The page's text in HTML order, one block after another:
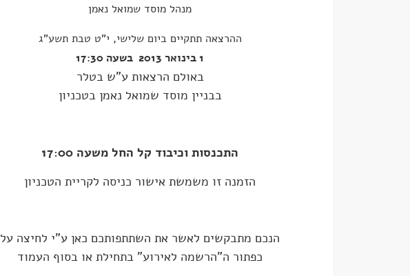
מנהל מוסד שמואל נאמן
ההרצאה תתקיים ביום שלישי, י"ט טבת תשע"ג
1 בינואר 2013 בשעה 17:30
באולם הרצאות ע"ש בטלר
בבניין מוסד שמואל נאמן בטכניון
התכנסות וכיבוד קל החל משעה 17:00
הזמנה זו משמשת אישור כניסה לקריית הטכניון
הנכם מתבקשים לאשר את השתתפותכם כאן ע"י לחיצה על
כפתור ה"הרשמה לאירוע" בתחילת או בסוף העמוד